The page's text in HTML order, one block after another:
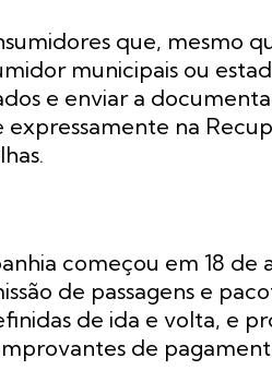
que, mesmo
municipais ou
e enviar a
na
começou em 18 de
de passagens e
de ida e volta, e
de